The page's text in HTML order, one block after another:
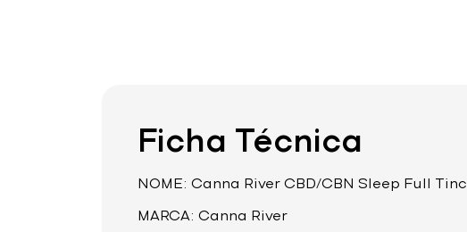
Ficha Técnica
NOME: Canna River CBD/CBN Sleep Full
MARCA: Canna River